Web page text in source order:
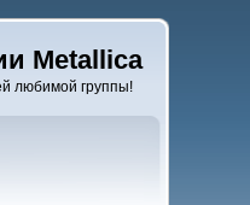
Metallica
любимой группы!